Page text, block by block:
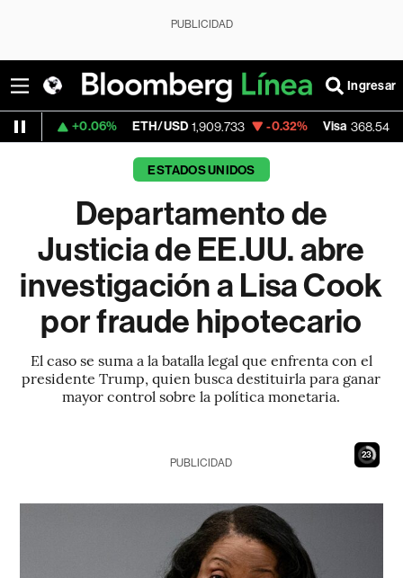
PUBLICIDAD
Ingresar
ETH/USD 1,909.733 -0.32% Visa 368.54 -0.28%
ESTADOS UNIDOS
Departamento de
Justicia de EE.UU. abre
investigación a Lisa Cook
por fraude hipotecario
El caso se suma a la batalla legal que enfrenta con el
presidente Trump, quien busca destituirla para ganar
mayor control sobre la política monetaria.
22
PUBLICIDAD